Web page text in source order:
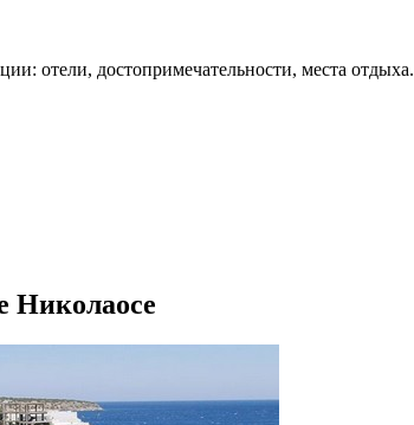
отели, достопримечательности, места отдыха.
Николаосе